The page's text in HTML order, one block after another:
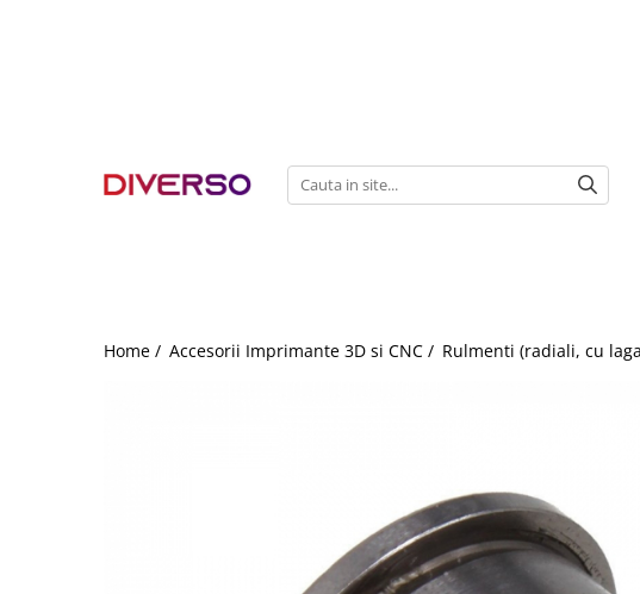
Home / Accesorii Imprimante 3D si CNC / Rulmenti (radiali, cu